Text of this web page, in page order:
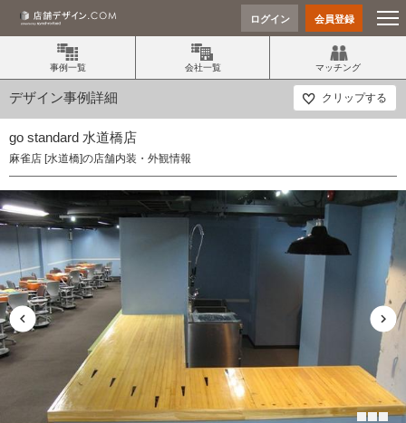
ログイン 会員登録
事例一覧 会社一覧 マッチング
デザイン事例詳細 クリップする
go standard 水道橋店
麻雀店 [水道橋]の店舗内装・外観情報